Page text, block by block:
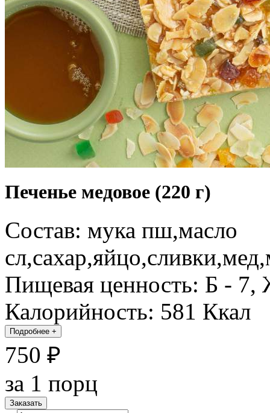
Печенье медовое (220 г)
Состав: мука пш,масло
Пищевая ценность: Б -
Калорийность: 581 Ккал
Подробнее +
750 ₽
за 1 порц
Заказать